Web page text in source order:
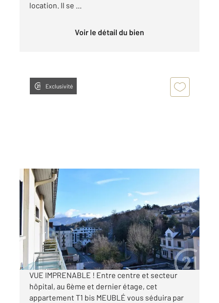
location. Il se ...
Voir le détail du bien
Exclusivité
CHAMBERY 73
32,31 m2
Ref : 12067
Appartement F1 à louer
563 €
par mois charges comprises
VUE IMPRENABLE ! Entre centre et secteur
hôpital, au 6ème et dernier étage, cet
appartement T1 bis MEUBLÉ vous séduira par